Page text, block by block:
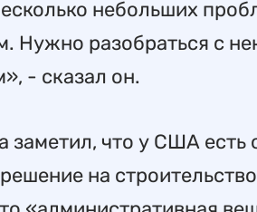
небольших
Нужно разобраться с
- сказал он.
заметил, что у США есть
на